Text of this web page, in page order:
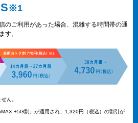
※1
のご利用があった場合、混雑する時間帯の通
す。
ん。
+5G割」が適用され、1,320円（税込）の割引が